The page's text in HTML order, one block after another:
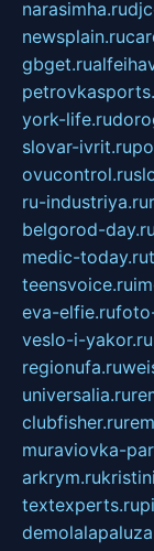
narasimha.ru
newsplain.ru
gbget.ru
york-life.ru
slovar-ivrit.ru
ovucontrol.ru
ru-industriya.ru
belgorod-day.ru
medic-today.ru
teensvoice.ru
eva-elfie.ru
veslo-i-yakor.ru
regionufa.ru
universalia.ru
clubfisher.ru
muraviovka-
arkrym.ru
textexperts.ru